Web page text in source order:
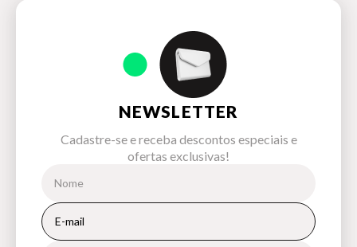
NEWSLETTER
Cadastre-se e receba descontos especiais e
ofertas exclusivas!